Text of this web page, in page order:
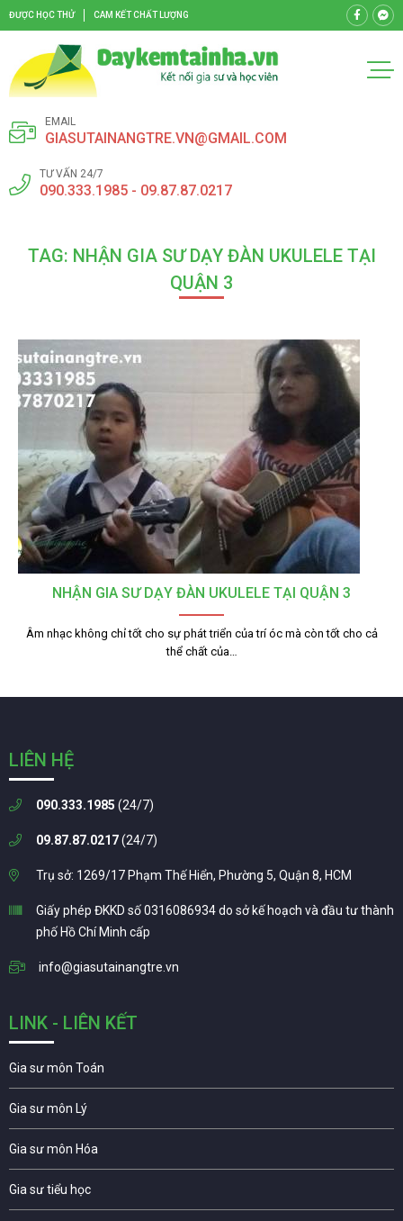
ĐƯỢC HỌC THỬ CAM KẾT CHẤT LƯỢNG
EMAIL
GIASUTAINANGTRE.VN@GMAIL.COM
TƯ VẤN 24/7
090.333.1985 - 09.87.87.0217
TAG: NHẬN GIA SƯ DẠY ĐÀN UKULELE TẠI
QUẬN 3
NHẬN GIA SƯ DẠY ĐÀN UKULELE TẠI QUẬN 3
Âm nhạc không chỉ tốt cho sự phát triển của trí óc mà còn tốt cho cả
thể chất của…
LIÊN HỆ
090.333.1985 (24/7)
09.87.87.0217(24/7)
Trụ sở: 1269/17 Phạm Thế Hiển, Phường 5, Quận 8, HCM
Giấy phép ĐKKD số 0316086934 do sở kế hoạch và đầu tư thành
phố Hồ Chí Minh cấp
info@giasutainangtre.vn
LINK - LIÊN KẾT
Gia sư môn Toán
Gia sư môn Lý
Gia sư môn Hóa
Gia sư tiểu học